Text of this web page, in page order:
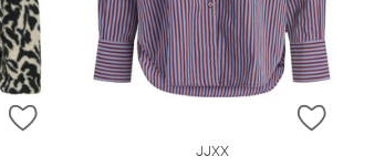
ZUR
JJXX